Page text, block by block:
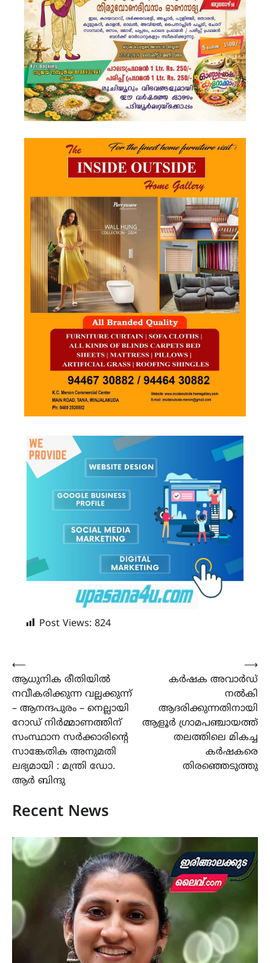
Post Views: 824
Post
navigation
⟵
ആധുനിക രീതിയിൽ
നവീകരിക്കുന്ന വല്ലക്കുന്ന്
– ആനന്ദപുരം – നെല്ലായി
റോഡ് നിർമ്മാണത്തിന്
സംസ്ഥാന സർക്കാരിന്റെ
സാങ്കേതിക അനുമതി
ലഭ്യമായി : മന്ത്രി ഡോ.
ആർ ബിന്ദു
കർഷക അവാർഡ്
നൽകി
ആദരിക്കുന്നതിനായി
ആളൂർ ഗ്രാമപഞ്ചായത്ത്‌
തലത്തിലെ മികച്ച
കർഷകരെ
തിരഞ്ഞെടുത്തു
⟶
Recent News